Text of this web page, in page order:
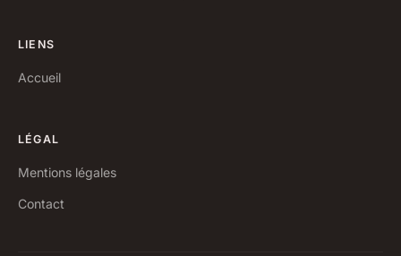
LIENS
Accueil
LÉGAL
Mentions légales
Contact